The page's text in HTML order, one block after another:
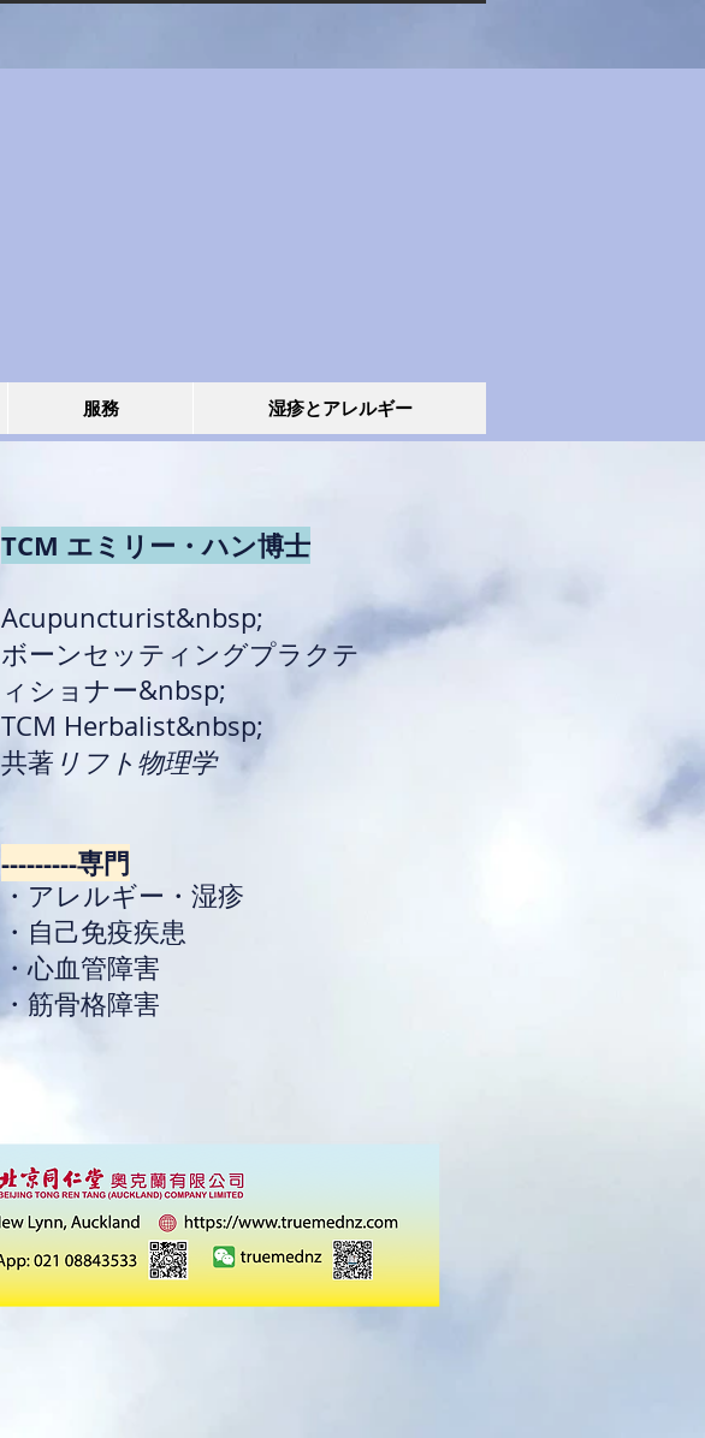
服務 湿疹とアレルギー
TCM エミリー・ハン博士
Acupuncturist&nbsp;
ボーンセッティングプラクテ
ィショナー&nbsp;
TCM Herbalist&nbsp;
共著 リフト物理学
---------専門
・アレルギー・湿疹
・自己免疫疾患
・心血管障害
・筋骨格障害